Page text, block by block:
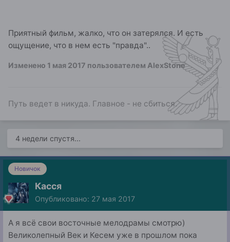
Приятный фильм, жалко, что он затерялся. И есть
ощущение, что в нем есть "правда"..
Изменено 1 мая 2017 пользователем AlexStone
Путь ведет в никуда. Главное - не сбиться.
4 недели спустя...
Новичок
Касся
Опубликовано: 27 мая 2017
А я всё свои восточные мелодрамы смотрю)
Великолепный Век и Кесем уже в прошлом пока